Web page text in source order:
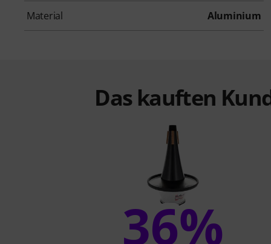
Material Aluminium
Das kauften
36%